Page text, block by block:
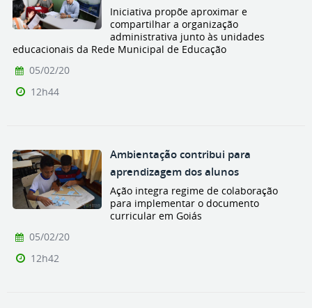
Iniciativa propõe aproximar e
compartilhar a organização
administrativa junto às unidades
educacionais da Rede Municipal de Educação
05/02/20
12h44
Ambientação contribui para
aprendizagem dos alunos
Ação integra regime de colaboração
para implementar o documento
curricular em Goiás
05/02/20
12h42